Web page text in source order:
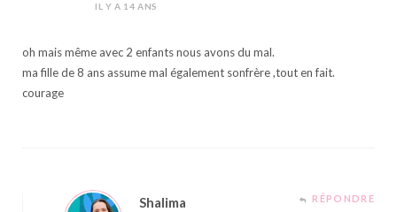
IL Y A 14 ANS
oh mais même avec 2 enfants nous avons du mal.
ma fille de 8 ans assume mal également sonfrère ,tout en fait.
courage
Shalima RÉPONDRE